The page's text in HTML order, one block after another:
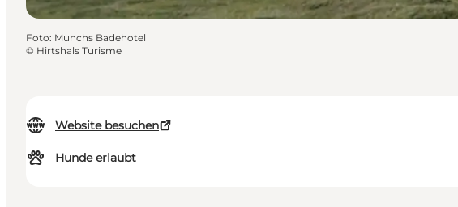
Website besuchen
Hunde erlaubt
Foto: Munchs Badehotel
© Hirtshals Turisme